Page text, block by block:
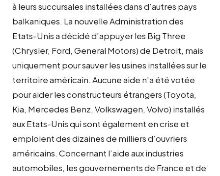
à leurs succursales installées dans d’autres pays
balkaniques. La nouvelle Administration des
Etats-Unis a décidé d’appuyer les Big Three
(Chrysler, Ford, General Motors) de Detroit, mais
uniquement pour sauver les usines installées sur le
territoire américain. Aucune aide n’a été votée
pour aider les constructeurs étrangers (Toyota,
Kia, Mercedes Benz, Volkswagen, Volvo) installés
aux Etats-Unis qui sont également en crise et
emploient des dizaines de milliers d’ouvriers
américains. Concernant l’aide aux industries
automobiles, les gouvernements de France et de